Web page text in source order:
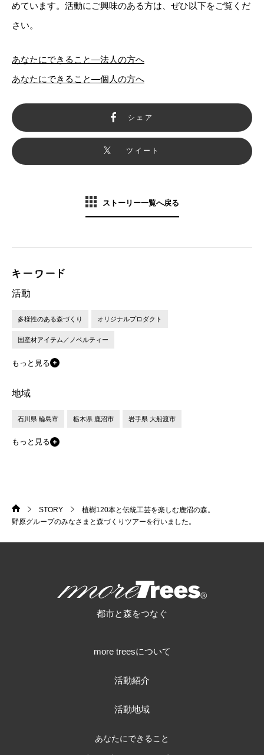
めています。活動にご興味のある方は、ぜひ以下をご覧くだ
さい。
あなたにできること―法人の方へ
あなたにできること―個人の方へ
シェア
ツイート
ストーリー一覧へ戻る
活動
多様性のある森づくり オリジナルプロダクト
国産材アイテム／ノベルティー
もっと見る
地域
石川県 輪島市 栃木県 鹿沼市 岩手県 大船渡市
もっと見る
HOME
>
STORY
>
植樹120本と伝統工芸を楽しむ鹿沼の森。
野原グループのみなさまと森づくりツアーを行いました。
都市と森をつなぐ
more treesについて
活動紹介
活動地域
あなたにできること